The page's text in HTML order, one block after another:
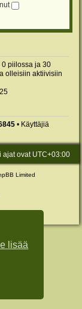
lisää
0 piilossa ja 30
olleisiin aktiivisiin
• Käyttäjiä
ajat ovat UTC+03:00
Limited